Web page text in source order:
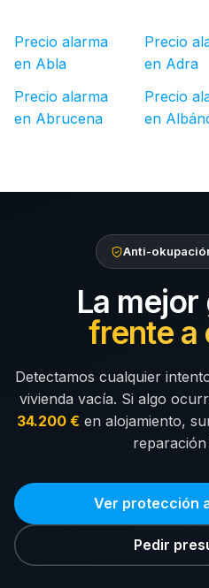
Precio alarma
en Abla
Precio alarma
en Abrucena
Precio
en Adra
Precio
en
Anti-
La mejor
frente a
Detectamos cualquier
vivienda vacía. Si algo
34.200 € en alojamiento,
Ver protección
Pedir